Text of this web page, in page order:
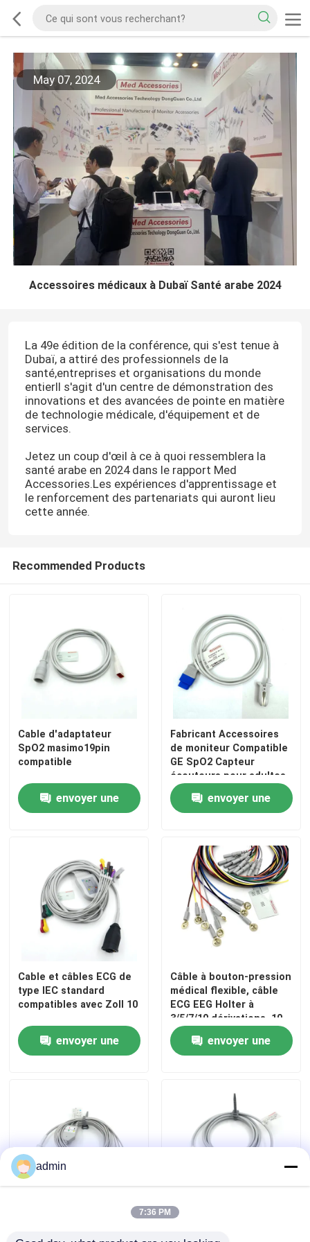
May 07, 2024
Accessoires médicaux à Dubaï Santé arabe 2024
La 49e édition de la conférence, qui s'est tenue à
Dubaï, a attiré des professionnels de la
santé,entreprises et organisations du monde
entierIl s'agit d'un centre de démonstration des
innovations et des avancées de pointe en matière
de technologie médicale, d'équipement et de
services.
Jetez un coup d'œil à ce à quoi ressemblera la
santé arabe en 2024 dans le rapport Med
Accessories.Les expériences d'apprentissage et
le renforcement des partenariats qui auront lieu
cette année.
Recommended Products
Cable d'adaptateur
SpO2 masimo19pin
compatible
envoyer une
Fabricant Accessoires
de moniteur Compatible
GE SpO2 Capteur
écouteurs pour adultes
envoyer une
Cable et câbles ECG de
type IEC standard
compatibles avec Zoll 10
envoyer une
Câble à bouton-pression
médical flexible, câble
ECG EEG Holter à
3/5/7/10 dérivations, 10
dérivations
envoyer une
Câble de dérivation ECG
admin
7:36 PM